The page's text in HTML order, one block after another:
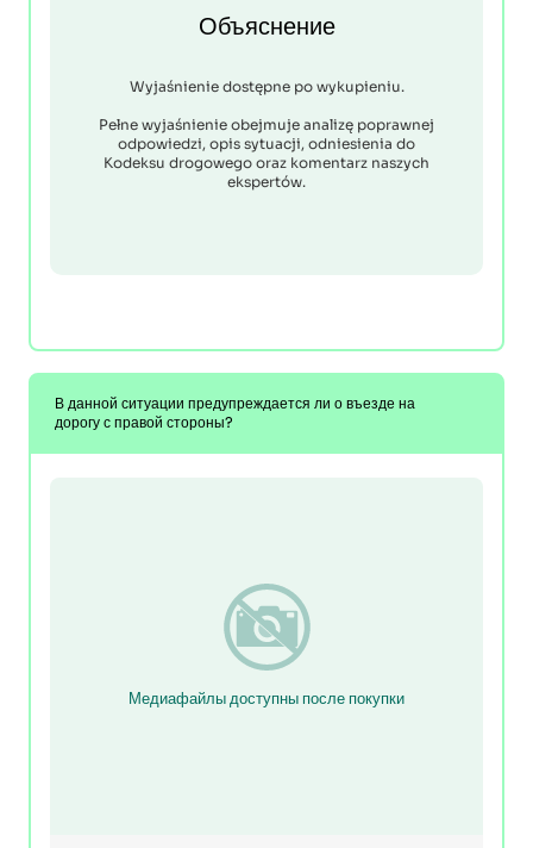
Объяснение
Wyjaśnienie dostępne po wykupieniu.
Pełne wyjaśnienie obejmuje analizę poprawnej
odpowiedzi, opis sytuacji, odniesienia do
Kodeksu drogowego oraz komentarz naszych
ekspertów.
В данной ситуации предупреждается ли о въезде на
дорогу с правой стороны?
Медиафайлы доступны после покупки